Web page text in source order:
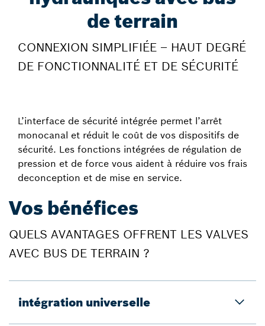
de terrain
CONNEXION SIMPLIFIÉE – HAUT DEGRÉ
DE FONCTIONNALITÉ ET DE SÉCURITÉ
L’interface de sécurité intégrée permet l’arrêt
monocanal et réduit le coût de vos dispositifs de
sécurité. Les fonctions intégrées de régulation de
pression et de force vous aident à réduire vos frais
deconception et de mise en service.
Vos bénéfices
QUELS AVANTAGES OFFRENT LES VALVES
AVEC BUS DE TERRAIN ?
intégration universelle